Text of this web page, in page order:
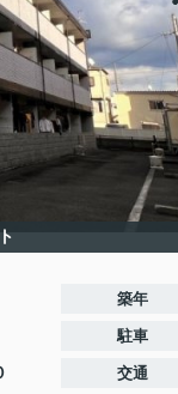
築年
駐車
交通